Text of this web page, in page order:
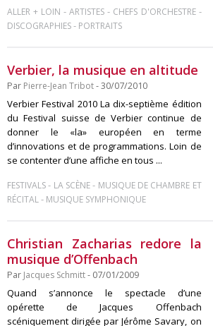
ALLER + LOIN -ARTISTES - CHEFS D'ORCHESTRE-
DISCOGRAPHIES- PORTRAITS
Verbier, la musique en altitude
Par Pierre-Jean Tribot- 30/07/2010
Verbier Festival 2010 La dix-septième édition
du Festival suisse de Verbier continue de
donner le «la» européen en terme
d’innovations et de programmations. Loin de
se contenter d’une affiche en tous ...
FESTIVALS- LA SCÈNE- MUSIQUE DE CHAMBRE ET
RÉCITAL- MUSIQUE SYMPHONIQUE
Christian Zacharias redore la
musique d’Offenbach
Par Jacques Schmitt- 07/01/2009
Quand s’annonce le spectacle d’une
opérette de Jacques Offenbach
scéniquement dirigée par Jérôme Savary, on